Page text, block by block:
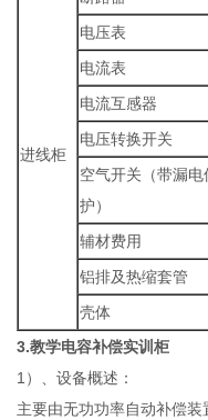
进线柜
电压表
电流表
电流互感器
电压转换开关
空气开关（带漏电
护）
辅材费用
铝排及热缩套管
壳体
3.教学电容补偿实训柜
1）、设备概述：
主要由无功功率自动补偿